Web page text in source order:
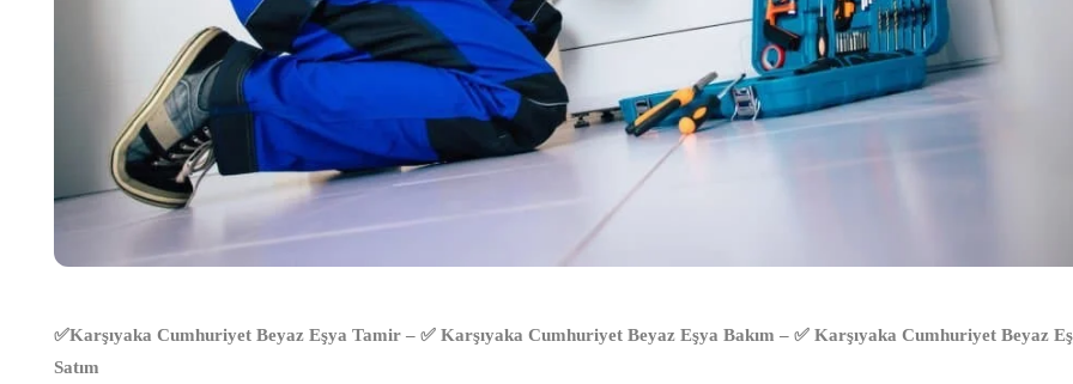
✅Karşıyaka Cumhuriyet Beyaz Eşya Tamir – ✅ Karşıyaka Cumhuriyet Beyaz Eşya Bakım – ✅ Karşıyaka Cumhuriyet Beyaz
Satım